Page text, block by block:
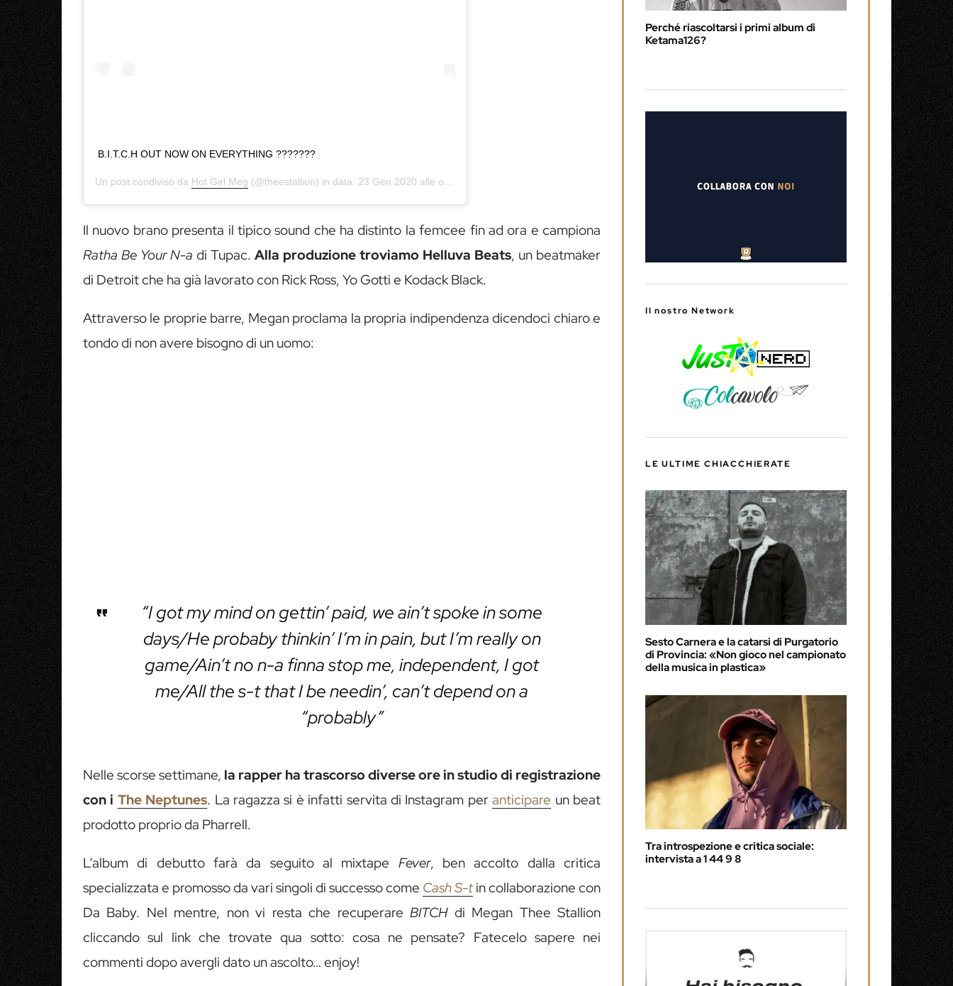
B.I.T.C.H OUT NOW ON EVERYTHING ???????
Un post condiviso da Hot Girl Meg (@theestallion) in data: 23 Gen 2020 alle ore 9:42 PST
Il nuovo brano presenta il tipico sound che ha distinto la femcee fin ad ora e campiona
Ratha Be Your N-a di Tupac. Alla produzione troviamo Helluva Beats, un beatmaker
di Detroit che ha già lavorato con Rick Ross, Yo Gotti e Kodack Black.
Attraverso le proprie barre, Megan proclama la propria indipendenza dicendoci chiaro e
tondo di non avere bisogno di un uomo:
“I got my mind on gettin’ paid, we ain’t spoke in some
days/He probaby thinkin’ I’m in pain, but I’m really on
game/Ain’t no n-a finna stop me, independent, I got
me/All the s-t that I be needin’, can’t depend on a
“probably”
Nelle scorse settimane, la rapper ha trascorso diverse ore in studio di registrazione
con i The Neptunes. La ragazza si è infatti servita di Instagram peranticipare un beat
prodotto proprio da Pharrell.
L’album di debutto farà da seguito al mixtape Fever, ben accolto dalla critica
specializzata e promosso da vari singoli di successo come Cash S-tin collaborazione con
Da Baby. Nel mentre, non vi resta che recuperareBITCHdi Megan Thee Stallion
cliccando sul link che trovate qua sotto: cosa ne pensate? Fatecelo sapere nei
commenti dopo avergli dato un ascolto… enjoy!
Perché riascoltarsi i primi album di
Ketama126?
Il nostro Network
LE ULTIME CHIACCHIERATE
Sesto Carnera e la catarsi di Purgatorio
di Provincia: «Non gioco nel campionato
della musica in plastica»
Tra introspezione e critica sociale:
intervista a 1 44 9 8